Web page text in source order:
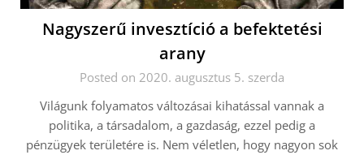
Nagyszerű invesztíció a befektetési
arany
Posted on 2020. augusztus 5. szerda
Világunk folyamatos változásai kihatással vannak a
politika, a társadalom, a gazdaság, ezzel pedig a
pénzügyek területére is. Nem véletlen, hogy nagyon sok